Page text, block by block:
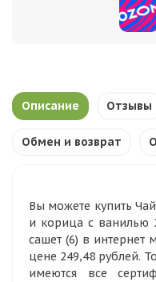
Описание Отзывы
Обмен и возврат
Вы можете купить
и корица с ванилью
сашет (6) в интернет
цене 249,48 рублей.
имеются все